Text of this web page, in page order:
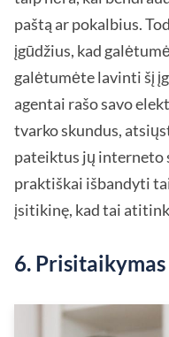
paštą ar pokalbius.
įgūdžius, kad
galėtumėte lavinti šį
agentai rašo savo
tvarko skundus,
pateiktus jų interneto
praktiškai išbandyti
įsitikinę, kad tai
6. Prisitaikymas